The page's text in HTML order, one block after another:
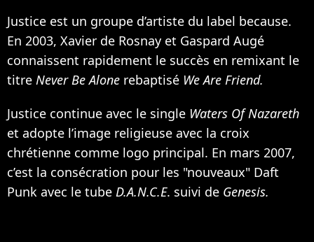
Justice est un groupe d’artiste du label because.
En 2003, Xavier de Rosnay et Gaspard Augé
connaissent rapidement le succès en remixant le
titre Never Be Alone rebaptisé We Are Friend.
Justice continue avec le single Waters Of Nazareth
et adopte l’image religieuse avec la croix
chrétienne comme logo principal. En mars 2007,
c’est la consécration pour les "nouveaux" Daft
Punk avec le tube D.A.N.C.E. suivi de Genesis.